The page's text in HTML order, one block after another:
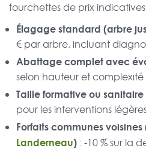
fourchettes de prix
Élagage standard (arbre
€ par arbre, incluant
Abattage complet avec
selon hauteur et
Taille formative ou sanitaire
pour les interventions
Forfaits communes voisines
Landerneau) : -10 % sur la